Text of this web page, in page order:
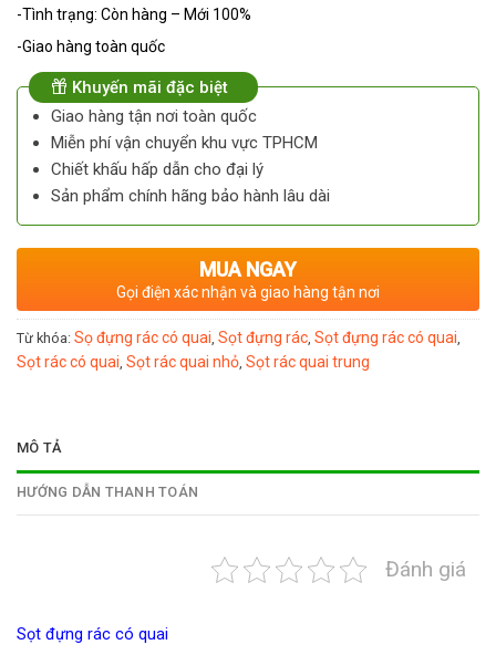
-Tình trạng: Còn hàng – Mới 100%
-Giao hàng toàn quốc
Khuyến mãi đặc biệt
Giao hàng tận nơi toàn quốc
Miễn phí vận chuyển khu vực TPHCM
Chiết khấu hấp dẫn cho đại lý
Sản phẩm chính hãng bảo hành lâu dài
MUA NGAY
Gọi điện xác nhận và giao hàng tận nơi
Từ khóa: Sọ đựng rác có quai, Sọt đựng rác, Sọt đựng rác có quai,
Sọt rác có quai, Sọt rác quai nhỏ, Sọt rác quai trung
MÔ TẢ
HƯỚNG DẪN THANH TOÁN
Đánh giá
Sọt đựng rác có quai